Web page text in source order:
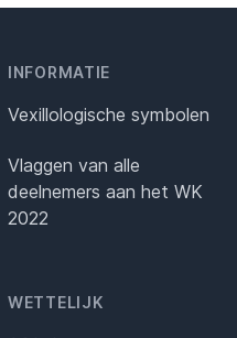
INFORMATIE
Vexillologische symbolen
Vlaggen van alle
deelnemers aan het WK
2022
WETTELIJK